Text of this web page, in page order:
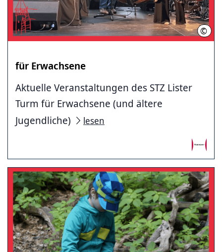
©
für Erwachsene
Aktuelle Veranstaltungen des STZ Lister
Turm für Erwachsene (und ältere
Jugendliche)
lesen